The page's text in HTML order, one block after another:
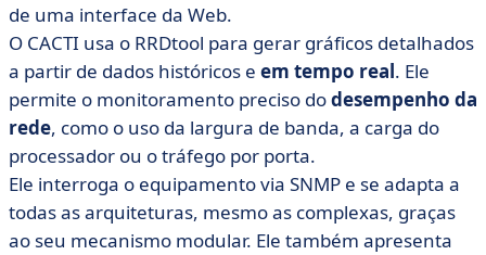
de uma interface da Web.
O CACTI usa o RRDtool para gerar gráficos detalhados
a partir de dados históricos e em tempo real. Ele
permite o monitoramento preciso dodesempenho da
rede, como o uso da largura de banda, a carga do
processador ou o tráfego por porta.
Ele interroga o equipamento via SNMP e se adapta a
todas as arquiteturas, mesmo as complexas, graças
ao seu mecanismo modular. Ele também apresenta